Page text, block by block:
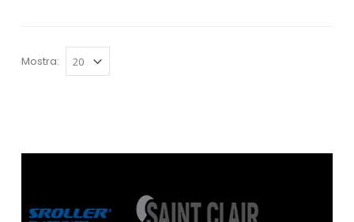
Mostra: